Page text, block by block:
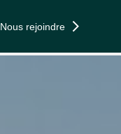
Nous rejoindre